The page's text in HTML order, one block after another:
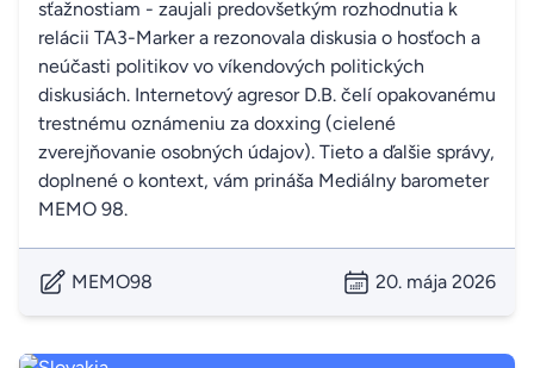
sťažnostiam - zaujali predovšetkým rozhodnutia k
relácii TA3-Marker a rezonovala diskusia o hosťoch a
neúčasti politikov vo víkendových politických
diskusiách. Internetový agresor D.B. čelí opakovanému
trestnému oznámeniu za doxxing (cielené
zverejňovanie osobných údajov). Tieto a ďalšie správy,
doplnené o kontext, vám prináša Mediálny barometer
MEMO 98.
MEMO98 20. mája 2026